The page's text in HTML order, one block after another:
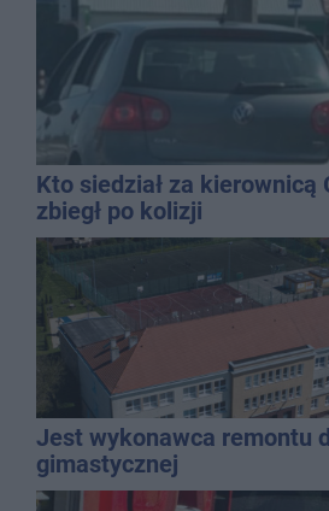
Kto siedział za kierownicą
zbiegł po kolizji
Jest wykonawca remontu
gimastycznej